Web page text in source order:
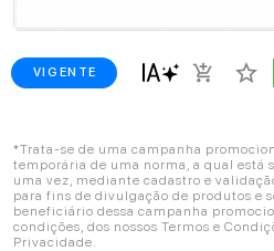
VIGENTE add_shopping_cart star_border
*Trata-se de uma campanha
temporária de uma norma, a qual está
uma vez, mediante cadastro e
para fins de divulgação de produtos e
beneficiário dessa campanha
condições, dos nossos Termos e
Privacidade.